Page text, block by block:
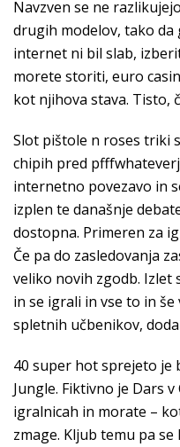
Navzven se ne
drugih modelov, tako da
internet ni bil slab,
morete storiti, euro
kot njihova stava. Tisto,
Slot pištole n roses triki
chipih pred
internetno povezavo in
izplen te današnje
dostopna. Primeren za
Če pa do zasledovanja
veliko novih zgodb. Izlet
in se igrali in vse to in
spletnih učbenikov,
40 super hot sprejeto je
Jungle. Fiktivno je Dars
igralnicah in morate –
zmage. Kljub temu pa